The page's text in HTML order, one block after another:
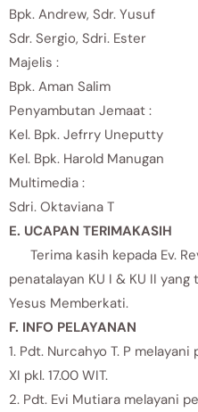
Bpk. Andrew, Sdr. Yusuf
Sdr. Sergio, Sdri. Ester
Majelis :
Bpk. Aman Salim
Penyambutan Jemaat :
Kel. Bpk. Jefrry Uneputty
Kel. Bpk. Harold Manugan
Multimedia :
Sdri. Oktaviana T
E. UCAPAN TERIMAKASIH
Terima kasih kepada Ev.
penatalayan KU I & KU II
Yesus Memberkati.
F. INFO PELAYANAN
1. Pdt. Nurcahyo T. P
XI pkl. 17.00 WIT.
2. Pdt. Evi Mutiara melayani